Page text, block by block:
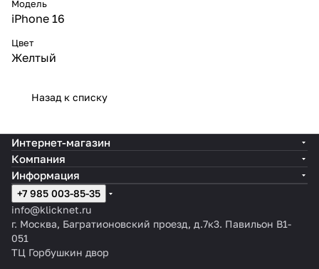
Модель
iPhone 16
Цвет
Желтый
Назад к списку
Интернет-магазин
Компания
Информация
+7 985 003-85-35
info@klicknet.ru
г. Москва, Багратионовский проезд, д.7к3. Павильон B1-
051
ТЦ Горбушкин двор